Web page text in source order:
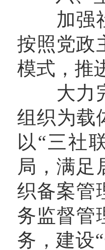
加强社
按照党政
模式，推
大力完
组织为载
以“三社
局，满足
织备案管
务监督管
务，建设